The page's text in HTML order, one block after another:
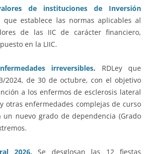
de instituciones de Inversión
que establece las normas aplicables al
de las IIC de carácter financiero,
en la LIIC.
irreversibles. RDLey que
2024, de 30 de octubre, con el objetivo
a los enfermos de esclerosis lateral
otras enfermedades complejas de curso
un nuevo grado de dependencia (Grado
2026.Se desglosan las 12 fiestas